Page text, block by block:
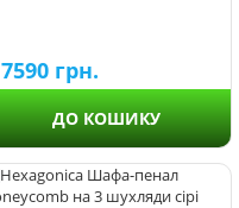
7590 грн.
ДО КОШИКУ